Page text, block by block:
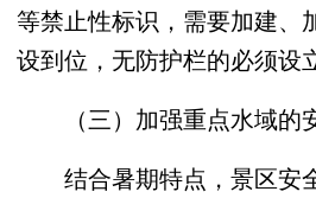
等禁止性标识，需要加建、
设到位，无防护栏的必须设
（三）加强重点水域的
结合暑期特点，景区安